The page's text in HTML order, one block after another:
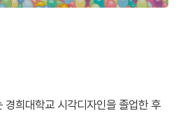
희대학교 시각디자인을 졸업한 후